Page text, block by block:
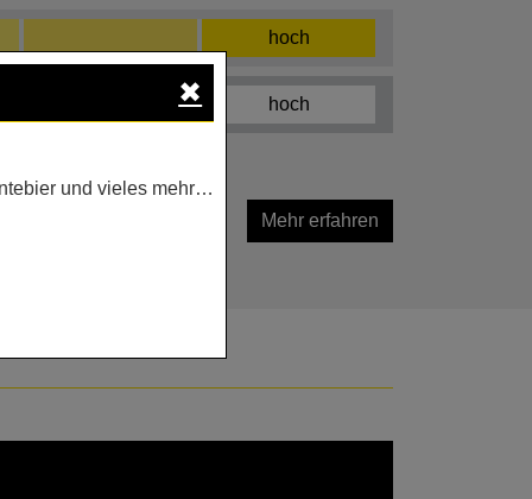
hoch
hoch
Mehr erfahren
✖
und vieles mehr…